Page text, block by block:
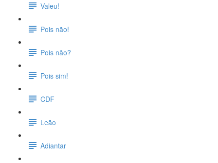
Valeu!
Pois não!
Pois não?
Pois sim!
CDF
Leão
Adiantar